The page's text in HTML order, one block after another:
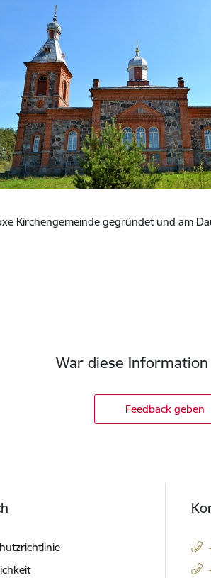
Kirchengemeinde gegründet und am
War diese
Feedback geben